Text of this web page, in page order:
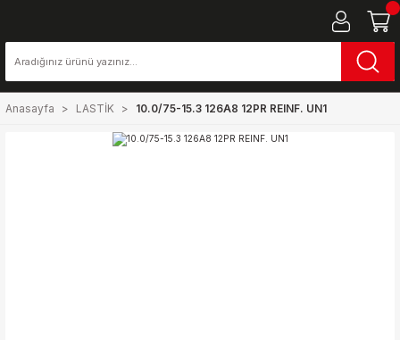
Anasayfa LASTİK 10.0/75-15.3 126A8 12PR REINF. UN1